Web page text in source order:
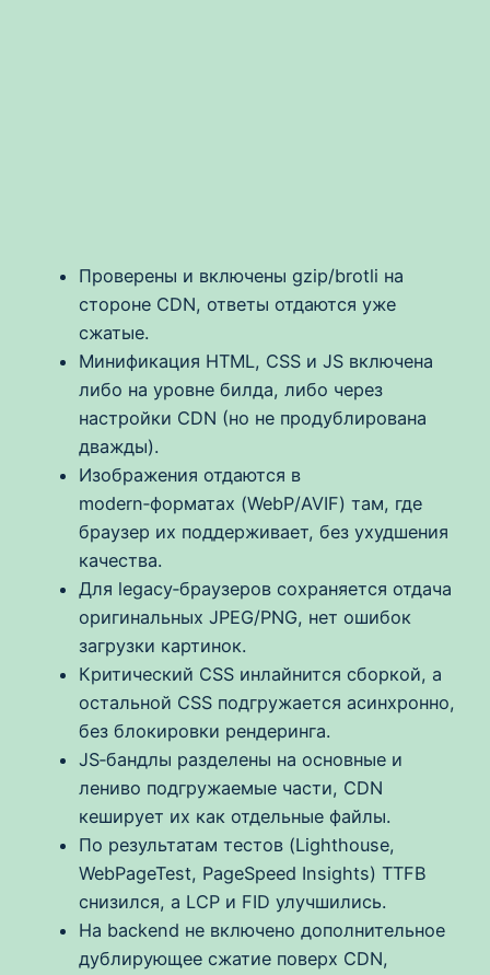
Проверены и включены gzip/brotli на
стороне CDN, ответы отдаются уже
сжатые.
Минификация HTML, CSS и JS включена
либо на уровне билда, либо через
настройки CDN (но не продублирована
дважды).
Изображения отдаются в
modern‑форматах (WebP/AVIF) там, где
браузер их поддерживает, без ухудшения
качества.
Для legacy‑браузеров сохраняется отдача
оригинальных JPEG/PNG, нет ошибок
загрузки картинок.
Критический CSS инлайнится сборкой, а
остальной CSS подгружается асинхронно,
без блокировки рендеринга.
JS‑бандлы разделены на основные и
лениво подгружаемые части, CDN
кеширует их как отдельные файлы.
По результатам тестов (Lighthouse,
WebPageTest, PageSpeed Insights) TTFB
снизился, а LCP и FID улучшились.
На backend не включено дополнительное
дублирующее сжатие поверх CDN,